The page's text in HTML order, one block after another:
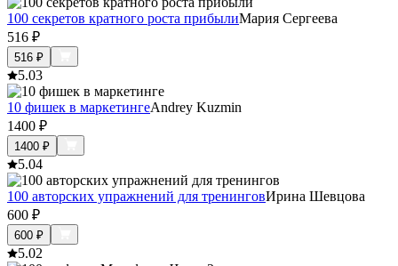
100 секретов кратного роста прибылиМария Сергеева
516 ₽
516 ₽
5.03
10 фишек в маркетингеAndrey Kuzmin
1400 ₽
1400 ₽
5.04
100 авторских упражнений для тренинговИрина Шевцова
600 ₽
600 ₽
5.02